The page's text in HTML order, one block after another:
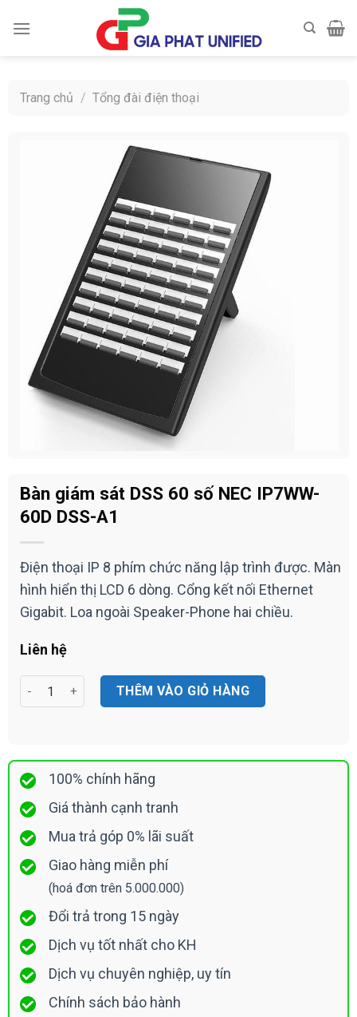
Trang chủ / Tổng đài điện thoại
Bàn giám sát DSS 60 số NEC IP7WW-
60D DSS-A1
Điện thoại IP 8 phím chức năng lập trình được. Màn
hình hiển thị LCD 6 dòng. Cổng kết nối Ethernet
Gigabit. Loa ngoài Speaker-Phone hai chiều.
Liên hệ
Bàn giám sát DSS 60 số NEC IP7WW-60D DSS-A1 số lượng
THÊM VÀO GIỎ HÀNG
100% chính hãng
Giá thành cạnh tranh
Mua trả góp 0% lãi suất
Giao hàng miễn phí
(hoá đơn trên 5.000.000)
Đổi trả trong 15 ngày
Dịch vụ tốt nhất cho KH
Dịch vụ chuyên nghiệp, uy tín
Chính sách bảo hành